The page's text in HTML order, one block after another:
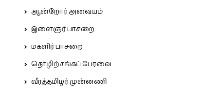
ஆன்றோர் அவையம்
இளைஞர் பாசறை
மகளிர் பாசறை
தொழிற்சங்கப் பேரவை
வீரத்தமிழர் முன்னணி